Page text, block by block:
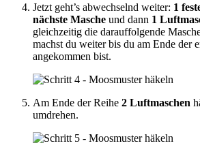
Jetzt geht’s abwechselnd weiter: 1
nächste Masche und dann 1
gleichzeitig die darauffolgende
machst du weiter bis du am Ende der
angekommen bist.
Am Ende der Reihe 2 Luftmaschen
umdrehen.